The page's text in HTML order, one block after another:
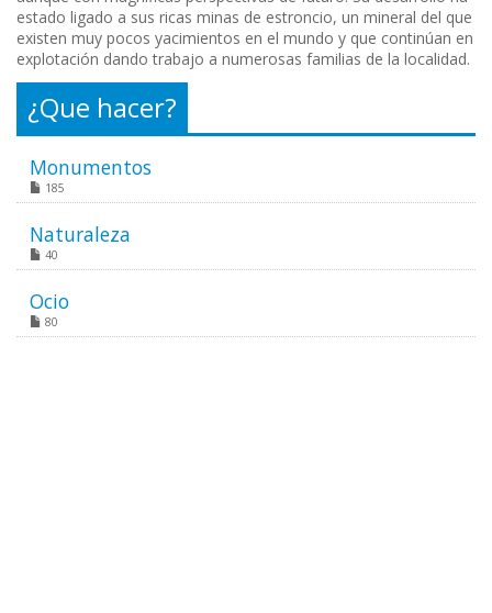
estado ligado a sus ricas minas de estroncio, un mineral del que
existen muy pocos yacimientos en el mundo y que continúan en
explotación dando trabajo a numerosas familias de la localidad.
¿Que hacer?
Monumentos
185
Naturaleza
40
Ocio
80